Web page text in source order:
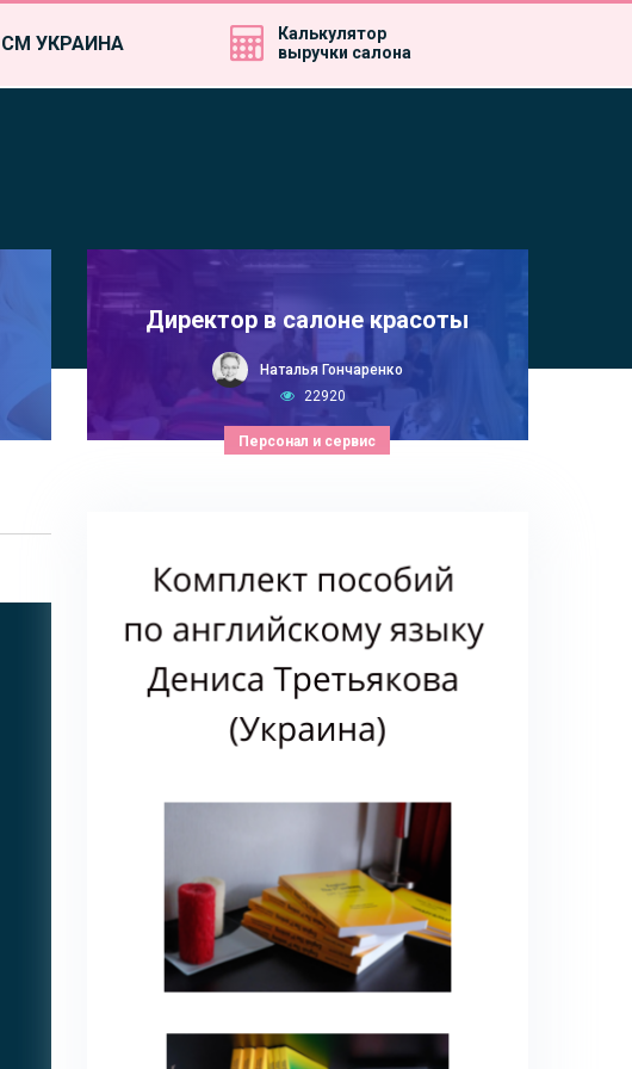
СМ УКРАИНА
Калькулятор
выручки салона
Персонал и сервис
Директор в салоне красоты
Наталья Гончаренко
22920